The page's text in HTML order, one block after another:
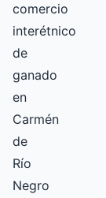
comercio
interétnico
de
ganado
en
Carmén
de
Río
Negro